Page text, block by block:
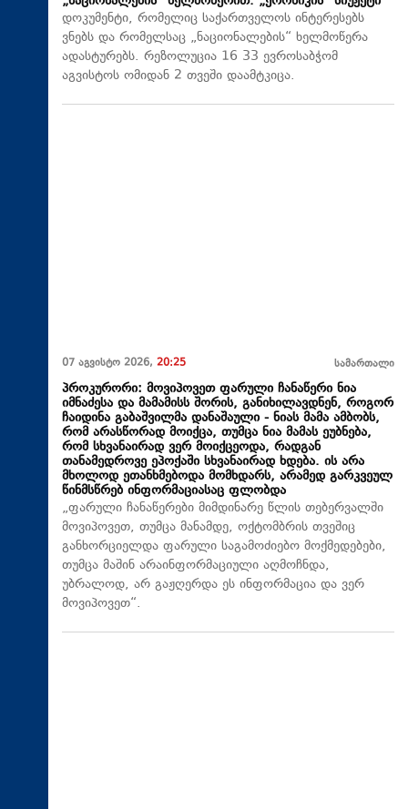
დოკუმენტი, რომელიც საქართველოს ინტერესებს
ვნებს და რომელსაც „ნაციონალების“ ხელმოწერა
ადასტურებს. რეზოლუცია 16 33 ევროსაბჭომ
აგვისტოს ომიდან 2 თვეში დაამტკიცა.
07 აგვისტო 2026, 20:25 სამართალი
პროკურორი: მოვიპოვეთ ფარული ჩანაწერი ნია
იმნაძესა და მამამისს შორის, განიხილავდნენ, როგორ
ჩაიდინა გაბაშვილმა დანაშაული - ნიას მამა ამბობს,
რომ არასწორად მოიქცა, თუმცა ნია მამას ეუბნება,
რომ სხვანაირად ვერ მოიქცეოდა, რადგან
თანამედროვე ეპოქაში სხვანაირად ხდება. ის არა
მხოლოდ ეთანხმებოდა მომხდარს, არამედ გარკვეულ
წინმსწრებ ინფორმაციასაც ფლობდა
„ფარული ჩანაწერები მიმდინარე წლის თებერვალში
მოვიპოვეთ, თუმცა მანამდე, ოქტომბრის თვეშიც
განხორციელდა ფარული საგამოძიებო მოქმედებები,
თუმცა მაშინ არაინფორმაციული აღმოჩნდა,
უბრალოდ, არ გაჟღერდა ეს ინფორმაცია და ვერ
მოვიპოვეთ“.